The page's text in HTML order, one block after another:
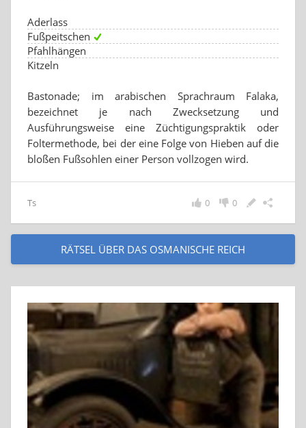
Aderlass
Fußpeitschen
Pfahlhängen
Kitzeln
Bastonade; im arabischen Sprachraum Falaka,
bezeichnet je nach Zwecksetzung und
Ausführungsweise eine Züchtigungspraktik oder
Foltermethode, bei der eine Folge von Hieben auf die
bloßen Fußsohlen einer Person vollzogen wird.
Ts 0
0
RÄTSEL ÜBER DAS OSMANISCHE REICH